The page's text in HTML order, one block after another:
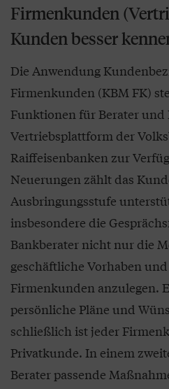
Firmenkunden
Kunden besser
Die Anwendung
Firmenkunden (KBM FK)
Funktionen für Berater und
Vertriebsplattform der
Raiffeisenbanken zur
Neuerungen zählt das
Ausbringungsstufe
insbesondere die
Bankberater nicht nur die
geschäftliche Vorhaben
Firmenkunden anzulegen.
persönliche Pläne und
schließlich ist jeder
Privatkunde. In einem
Berater passende